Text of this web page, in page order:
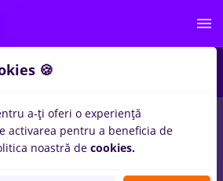
Full time inStrainatate
/ Distributie, IT / Telecom
🍪
a-ți oferi o experiență
activarea pentru a beneficia de
noastră de cookies.